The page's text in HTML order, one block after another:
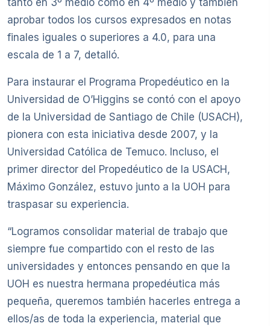
tanto en 3º medio como en 4º medio y también
aprobar todos los cursos expresados en notas
finales iguales o superiores a 4.0, para una
escala de 1 a 7, detalló.
Para instaurar el Programa Propedéutico en la
Universidad de O’Higgins se contó con el apoyo
de la Universidad de Santiago de Chile (USACH),
pionera con esta iniciativa desde 2007, y la
Universidad Católica de Temuco. Incluso, el
primer director del Propedéutico de la USACH,
Máximo González, estuvo junto a la UOH para
traspasar su experiencia.
“Logramos consolidar material de trabajo que
siempre fue compartido con el resto de las
universidades y entonces pensando en que la
UOH es nuestra hermana propedéutica más
pequeña, queremos también hacerles entrega a
ellos/as de toda la experiencia, material que